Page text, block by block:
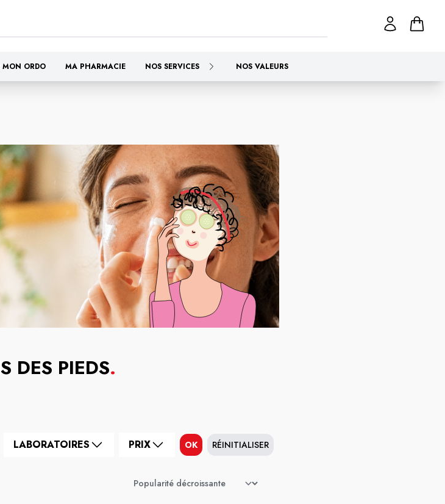
MON ORDO MA PHARMACIE NOS SERVICES NOS VALEURS
DES PIEDS.
LABORATOIRES PRIX OK RÉINITIALISER